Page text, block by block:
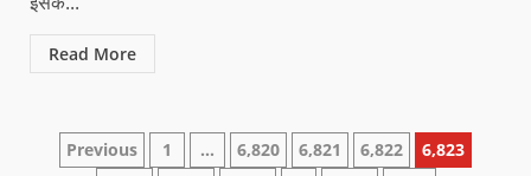
Read More
Previous 1 … 6,820 6,821 6,822
6,823